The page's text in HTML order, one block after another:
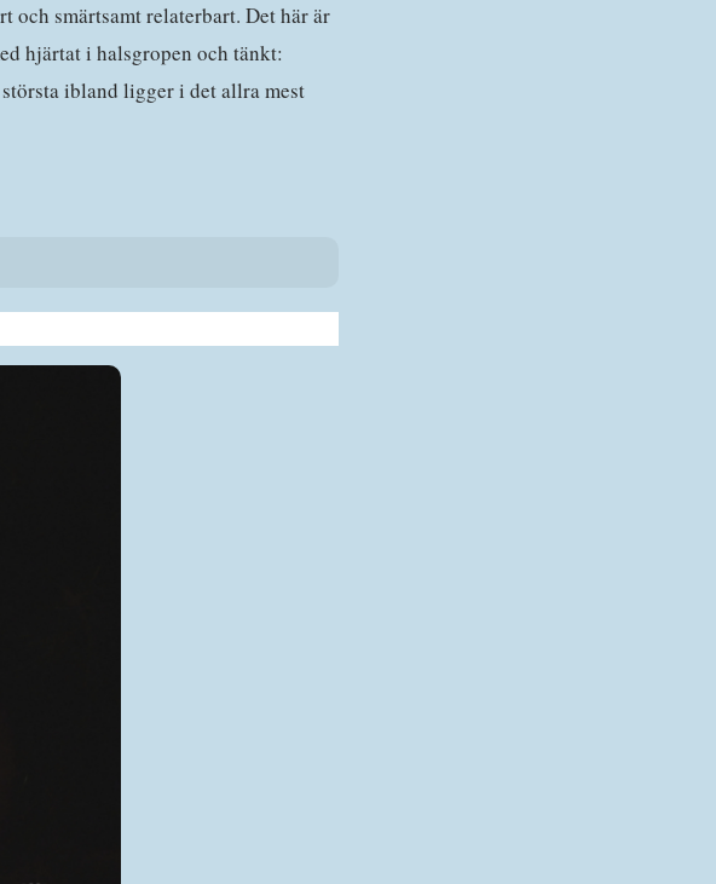
och smärtsamt relaterbart. Det här är
hjärtat i halsgropen och tänkt:
ibland ligger i det allra mest